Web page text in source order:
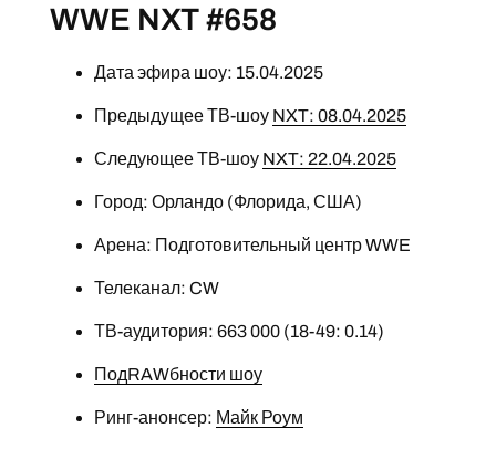
WWE NXT #658
Дата эфира шоу: 15.04.2025
Предыдущее ТВ-шоу NXT: 08.04.2025
Следующее ТВ-шоу NXT: 22.04.2025
Город: Орландо (Флорида, США)
Арена: Подготовительный центр WWE
Телеканал: CW
ТВ-аудитория: 663 000 (18-49: 0.14)
ПодRAWбности шоу
Ринг-анонсер: Майк Роум